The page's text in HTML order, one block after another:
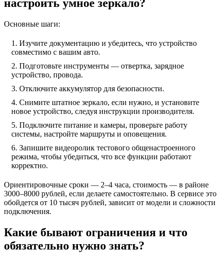
настроить умное зеркало?
Основные шаги:
Изучите документацию и убедитесь, что устройство
совместимо с вашим авто.
Подготовьте инструменты — отвертка, зарядное
устройство, провода.
Отключите аккумулятор для безопасности.
Снимите штатное зеркало, если нужно, и установите
новое устройство, следуя инструкции производителя.
Подключите питание и камеры, проверьте работу
системы, настройте маршруты и оповещения.
Запишите видеоролик тестового общенастроенного
режима, чтобы убедиться, что все функции работают
корректно.
Ориентировочные сроки — 2–4 часа, стоимость — в районе
3000–8000 рублей, если делаете самостоятельно. В сервисе это
обойдется от 10 тысяч рублей, зависит от модели и сложности
подключения.
Какие бывают ограничения и что
обязательно нужно знать?